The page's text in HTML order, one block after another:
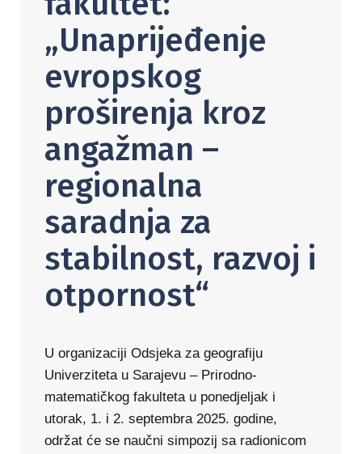
„Unaprijeđenje
evropskog
proširenja kroz
angažman –
regionalna
saradnja za
stabilnost, razvoj i
otpornost“
U organizaciji Odsjeka za geografiju
Univerziteta u Sarajevu – Prirodno-
matematičkog fakulteta u ponedjeljak i
utorak, 1. i 2. septembra 2025. godine,
održat će se naučni simpozij sa radionicom